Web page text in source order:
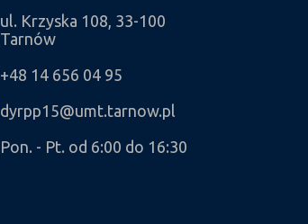
ul. Krzyska 108, 33-100
Tarnów
+48 14 656 04 95
dyrpp15@umt.tarnow.pl
Pon. - Pt. od 6:00 do 16:30